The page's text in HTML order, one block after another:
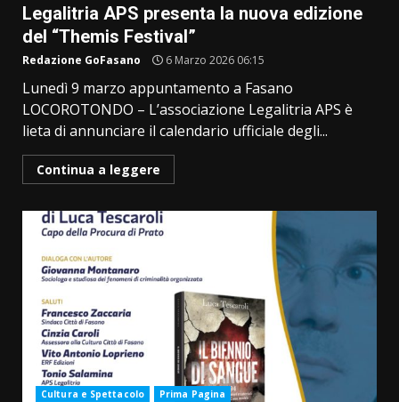
Legalitria APS presenta la nuova edizione
del “Themis Festival”
Redazione GoFasano 6 Marzo 2026 06:15
Lunedì 9 marzo appuntamento a Fasano
LOCOROTONDO – L’associazione Legalitria APS è
lieta di annunciare il calendario ufficiale degli...
Continua a leggere
Cultura e Spettacolo Prima Pagina